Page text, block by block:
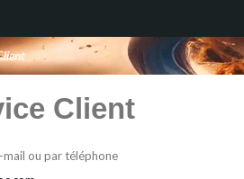
Client
ou par téléphone